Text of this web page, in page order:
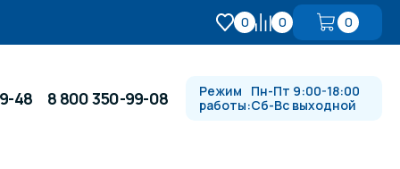
0 0 0
48 8 800 350-99-08
Режим
работы:
Пн-Пт 9:00-18:00
Сб-Вс выходной